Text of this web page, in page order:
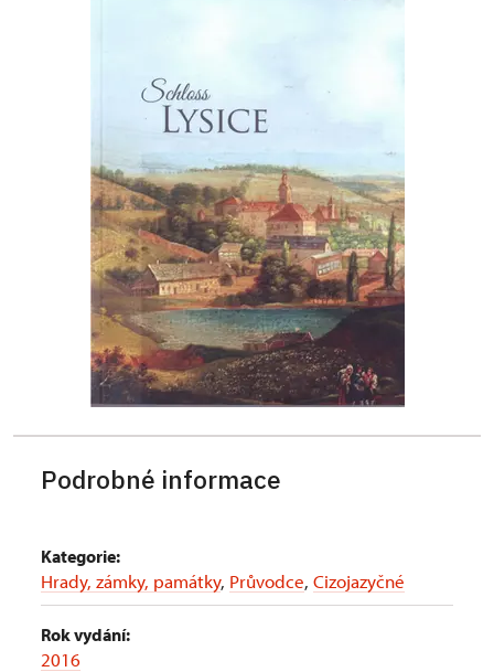
Podrobné informace
Kategorie:
Hrady, zámky, památky, Průvodce, Cizojazyčné
Rok vydání:
2016